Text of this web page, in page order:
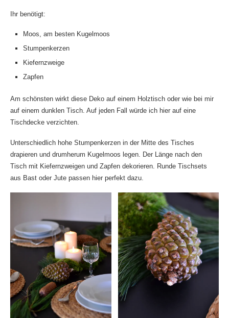
Ihr benötigt:
Moos, am besten Kugelmoos
Stumpenkerzen
Kiefernzweige
Zapfen
Am schönsten wirkt diese Deko auf einem Holztisch oder wie bei mir
auf einem dunklen Tisch. Auf jeden Fall würde ich hier auf eine
Tischdecke verzichten.
Unterschiedlich hohe Stumpenkerzen in der Mitte des Tisches
drapieren und drumherum Kugelmoos legen. Der Länge nach den
Tisch mit Kiefernzweigen und Zapfen dekorieren. Runde Tischsets
aus Bast oder Jute passen hier perfekt dazu.